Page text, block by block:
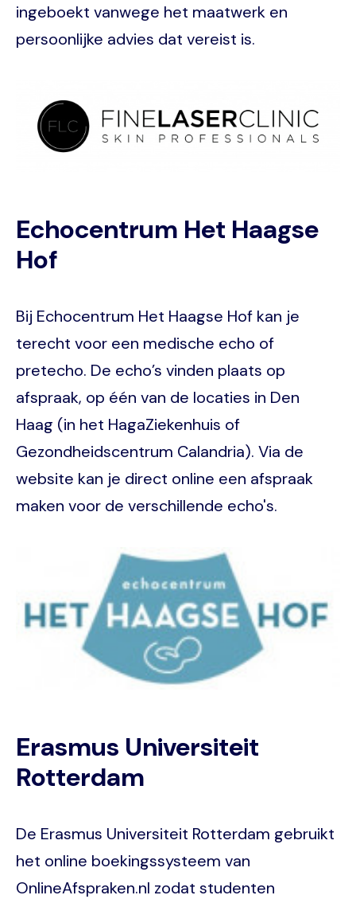
ingeboekt vanwege het maatwerk en
persoonlijke advies dat vereist is.
Echocentrum Het Haagse
Hof
Bij Echocentrum Het Haagse Hof kan je
terecht voor een medische echo of
pretecho. De echo’s vinden plaats op
afspraak, op één van de locaties in Den
Haag (in het HagaZiekenhuis of
Gezondheidscentrum Calandria). Via de
website kan je direct online een afspraak
maken voor de verschillende echo's.
Erasmus Universiteit
Rotterdam
De Erasmus Universiteit Rotterdam gebruikt
het online boekingssysteem van
OnlineAfspraken.nl zodat studenten